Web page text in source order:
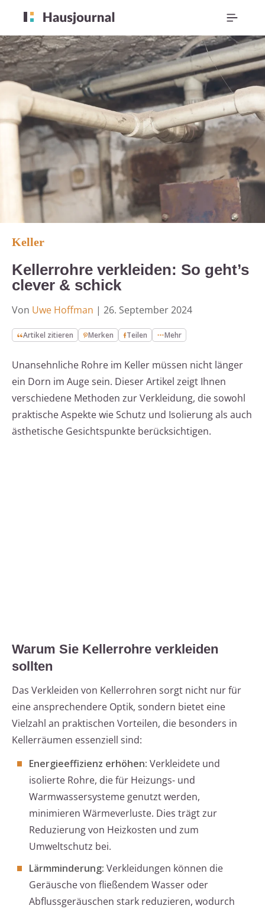
Keller
Kellerrohre verkleiden: So geht’s
clever & schick
Von Uwe Hoffman | 26. September 2024
Artikel zitieren Merken Teilen Mehr
Unansehnliche Rohre im Keller müssen nicht länger
ein Dorn im Auge sein. Dieser Artikel zeigt Ihnen
verschiedene Methoden zur Verkleidung, die sowohl
praktische Aspekte wie Schutz und Isolierung als auch
ästhetische Gesichtspunkte berücksichtigen.
Warum Sie Kellerrohre verkleiden
sollten
Das Verkleiden von Kellerrohren sorgt nicht nur für
eine ansprechendere Optik, sondern bietet eine
Vielzahl an praktischen Vorteilen, die besonders in
Kellerräumen essenziell sind:
Energieeffizienz erhöhen: Verkleidete und
isolierte Rohre, die für Heizungs- und
Warmwassersysteme genutzt werden,
minimieren Wärmeverluste. Dies trägt zur
Reduzierung von Heizkosten und zum
Umweltschutz bei.
Lärmminderung: Verkleidungen können die
Geräusche von fließendem Wasser oder
Abflussgeräuschen stark reduzieren, wodurch